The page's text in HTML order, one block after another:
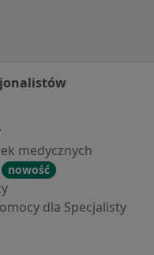
medycznych
nowość
dla Specjalisty